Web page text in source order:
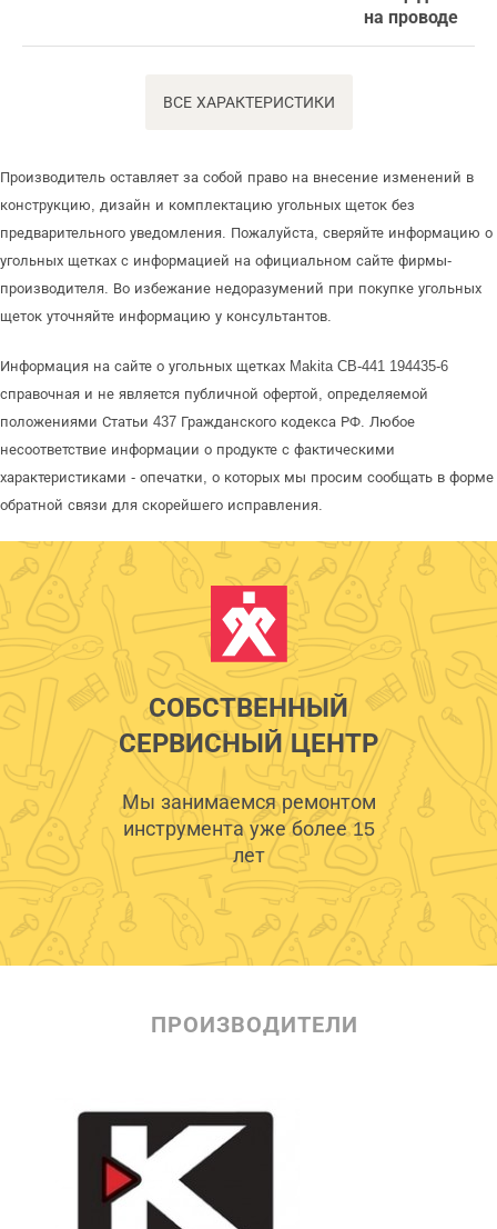
на проводе
ВСЕ ХАРАКТЕРИСТИКИ
Производитель оставляет за собой право на внесение изменений в
конструкцию, дизайн и комплектацию угольных щеток без
предварительного уведомления. Пожалуйста, сверяйте информацию о
угольных щетках с информацией на официальном сайте фирмы-
производителя. Во избежание недоразумений при покупке угольных
щеток уточняйте информацию у консультантов.
Информация на сайте о угольных щетках Makita CB-441 194435-6
справочная и не является публичной офертой, определяемой
положениями Статьи 437 Гражданского кодекса РФ. Любое
несоответствие информации о продукте с фактическими
характеристиками - опечатки, о которых мы просим сообщать в форме
обратной связи для скорейшего исправления.
СОБСТВЕННЫЙ
СЕРВИСНЫЙ ЦЕНТР
Мы занимаемся ремонтом
инструмента уже более 15
лет
ПРОИЗВОДИТЕЛИ